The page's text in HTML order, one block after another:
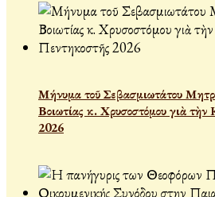
Μήνυμα τοῦ Σεβασμιωτάτου
Βοιωτίας κ. Χρυσοστόμου γιὰ
2026